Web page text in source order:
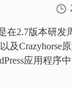
在2.7版本研
及Crazyhorse
应用程序中